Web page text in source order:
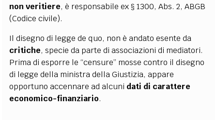
non veritiere, è responsabile ex § 1300, Abs. 2, ABGB
(Codice civile).
Il disegno di legge de quo, non è andato esente da
critiche, specie da parte di associazioni di mediatori.
Prima di esporre le “censure” mosse contro il disegno
di legge della ministra della Giustizia, appare
opportuno accennare ad alcuni dati di carattere
economico-finanziario.